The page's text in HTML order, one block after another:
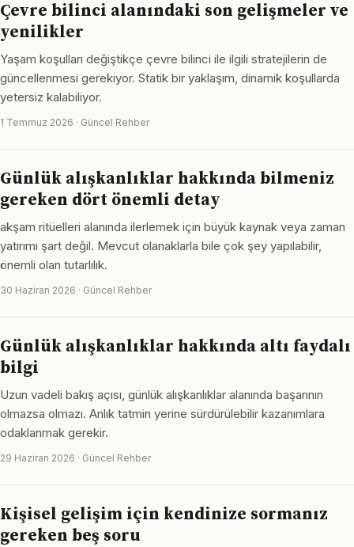
Çevre bilinci alanındaki son gelişmeler ve
yenilikler
Yaşam koşulları değiştikçe çevre bilinci ile ilgili stratejilerin de
güncellenmesi gerekiyor. Statik bir yaklaşım, dinamik koşullarda
yetersiz kalabiliyor.
1 Temmuz 2026 · Güncel Rehber
Günlük alışkanlıklar hakkında bilmeniz
gereken dört önemli detay
akşam ritüelleri alanında ilerlemek için büyük kaynak veya zaman
yatırımı şart değil. Mevcut olanaklarla bile çok şey yapılabilir,
önemli olan tutarlılık.
30 Haziran 2026 · Güncel Rehber
Günlük alışkanlıklar hakkında altı faydalı
bilgi
Uzun vadeli bakış açısı, günlük alışkanlıklar alanında başarının
olmazsa olmazı. Anlık tatmin yerine sürdürülebilir kazanımlara
odaklanmak gerekir.
29 Haziran 2026 · Güncel Rehber
Kişisel gelişim için kendinize sormanız
gereken beş soru